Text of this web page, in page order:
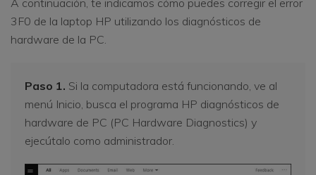
3F0 de la laptop HP utilizando los diagnósticos de
hardware de la PC.
Paso 1. Si la computadora está funcionando, ve al
menú Inicio, busca el programa HP diagnósticos de
hardware de PC (PC Hardware Diagnostics) y
ejecútalo como administrador.